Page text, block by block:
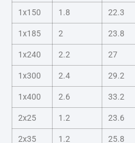
1x150 1.8 22.3
1x185 2 23.8
1x240 2.2 27
1x300 2.4 29.2
1x400 2.6 33.2
2x25 1.2 23.6
2x35 1.2 25.8